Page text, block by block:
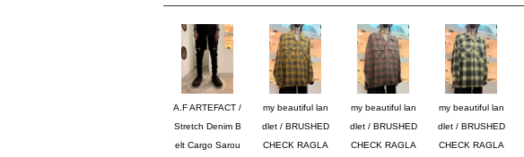
A.F ARTEFACT /
Stretch Denim B
elt Cargo Sarou
my beautiful lan
dlet / BRUSHED
CHECK RAGLA
my beautiful lan
dlet / BRUSHED
CHECK RAGLA
my beautiful lan
dlet / BRUSHED
CHECK RAGLA